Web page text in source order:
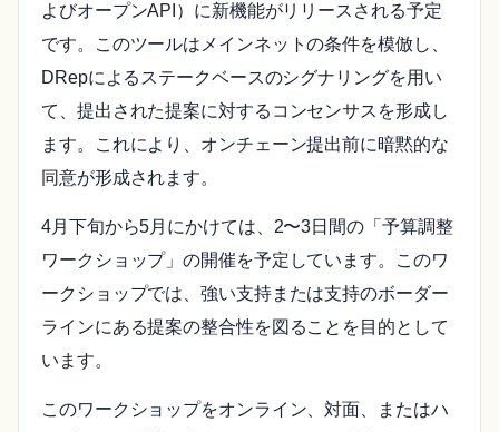
よびオープンAPI）に新機能がリリースされる予定
です。このツールはメインネットの条件を模倣し、
DRepによるステークベースのシグナリングを用い
て、提出された提案に対するコンセンサスを形成し
ます。これにより、オンチェーン提出前に暗黙的な
同意が形成されます。
4月下旬から5月にかけては、2〜3日間の「予算調整
ワークショップ」の開催を予定しています。このワ
ークショップでは、強い支持または支持のボーダー
ラインにある提案の整合性を図ることを目的として
います。
このワークショップをオンライン、対面、またはハ